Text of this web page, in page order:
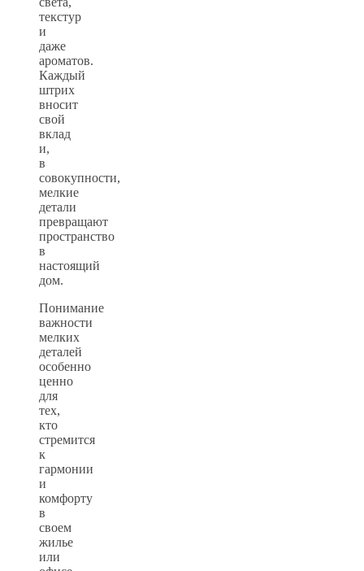
текстур
и
даже
ароматов.
Каждый
штрих
вносит
свой
вклад
и,
в
совокупности,
мелкие
детали
превращают
пространство
в
настоящий
дом.
Понимание
важности
мелких
деталей
особенно
ценно
для
тех,
кто
стремится
к
гармонии
и
комфорту
в
своем
жилье
или